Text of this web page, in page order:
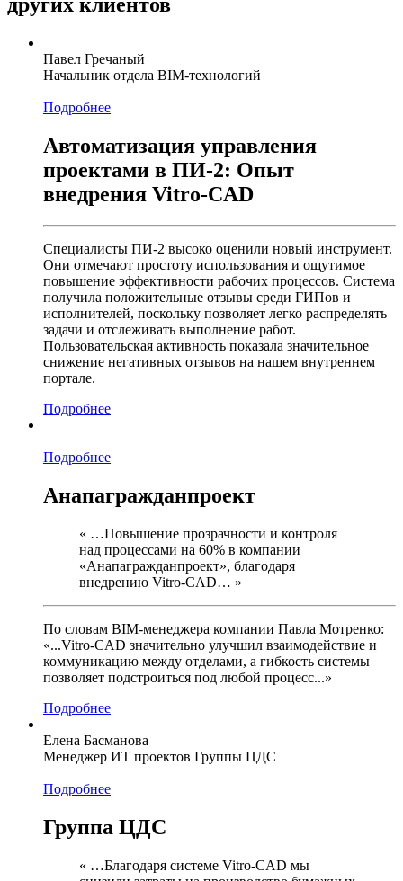
других клиентов
Павел Гречаный
Начальник отдела BIM-технологий
Подробнее
Автоматизация управления
проектами в ПИ-2: Опыт
внедрения Vitro-CAD
Специалисты ПИ-2 высоко оценили новый инструмент.
Они отмечают простоту использования и ощутимое
повышение эффективности рабочих процессов. Система
получила положительные отзывы среди ГИПов и
исполнителей, поскольку позволяет легко распределять
задачи и отслеживать выполнение работ.
Пользовательская активность показала значительное
снижение негативных отзывов на нашем внутреннем
портале.
Подробнее
Подробнее
Анапагражданпроект
« …Повышение прозрачности и контроля
над процессами на 60% в компании
«Анапагражданпроект», благодаря
внедрению Vitro-CAD… »
По словам BIM-менеджера компании Павла Мотренко:
«...Vitro-CAD значительно улучшил взаимодействие и
коммуникацию между отделами, а гибкость системы
позволяет подстроиться под любой процесс...»
Подробнее
Елена Басманова
Менеджер ИТ проектов Группы ЦДС
Подробнее
Группа ЦДС
« …Благодаря системе Vitro-CAD мы